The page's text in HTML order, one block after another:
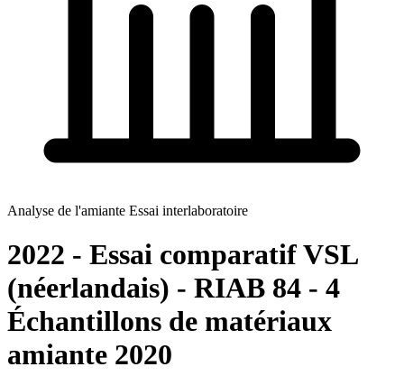
Analyse de l'amiante Essai interlaboratoire
2022 - Essai comparatif VSL
(néerlandais) - RIAB 84 - 4
Échantillons de matériaux
amiante 2020